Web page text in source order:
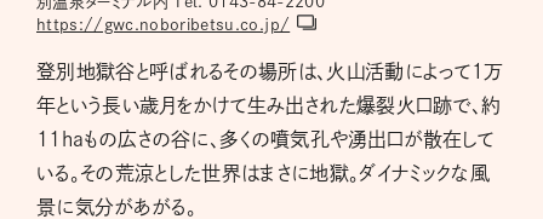
https://gwc.noboribetsu.co.jp/
登別地獄谷と呼ばれるその場所は、火山活動によって１万
年という長い歳月をかけて生み出された爆裂火口跡で、約
11haもの広さの谷に、多くの噴気孔や湧出口が散在して
いる。その荒涼とした世界はまさに地獄。ダイナミックな風
景に気分があがる。